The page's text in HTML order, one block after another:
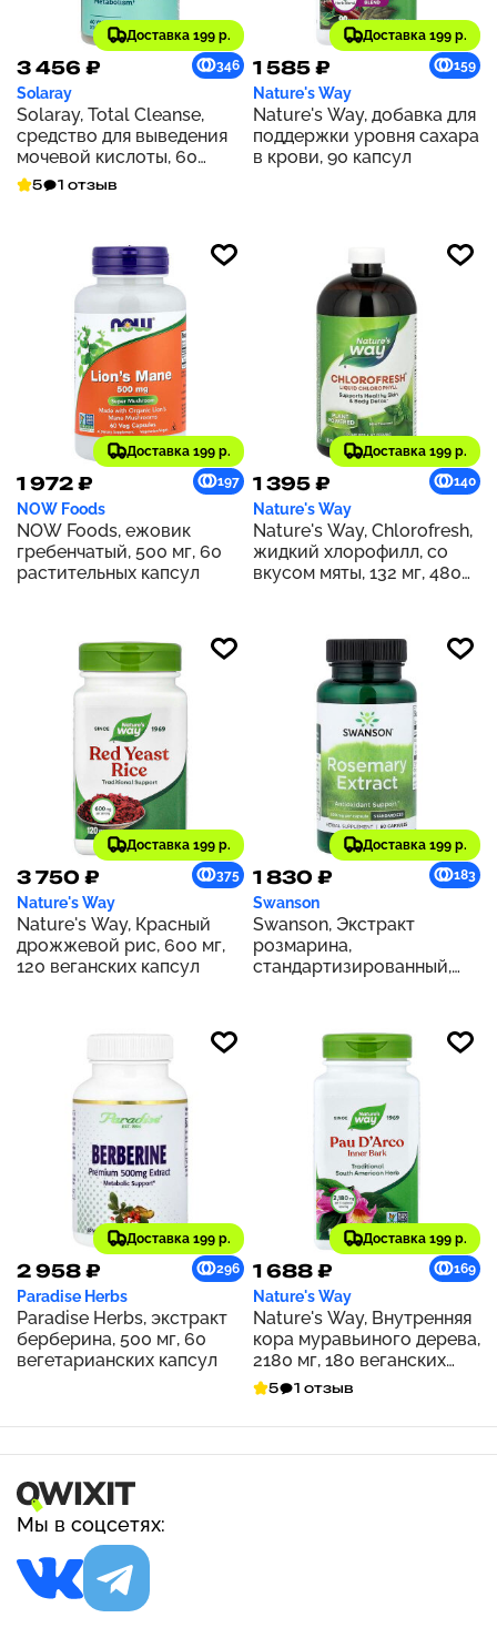
Доставка 199 р.
3 456 ₽ 346
Solaray
Solaray, Total Cleanse,
средство для выведения
мочевой кислоты, 60
растительных капсул
5 1 отзыв
Доставка 199 р.
1 585 ₽ 159
Nature's Way
Nature's Way, добавка для
поддержки уровня сахара
в крови, 90 капсул
Доставка 199 р.
1 972 ₽ 197
NOW Foods
NOW Foods, ежовик
гребенчатый, 500 мг, 60
растительных капсул
Доставка 199 р.
1 395 ₽ 140
Nature's Way
Nature's Way, Chlorofresh,
жидкий хлорофилл, со
вкусом мяты, 132 мг, 480
Доставка 199 р.
3 750 ₽ 375
Nature's Way
Nature's Way, Красный
дрожжевой рис, 600 мг,
120 веганских капсул
Доставка 199 р.
1 830 ₽ 183
Swanson
Swanson, Экстракт
розмарина,
стандартизированный,
Доставка 199 р.
2 958 ₽ 296
Paradise Herbs
Paradise Herbs, экстракт
берберина, 500 мг, 60
вегетарианских капсул
Доставка 199 р.
1 688 ₽ 169
Nature's Way
Nature's Way, Внутренняя
кора муравьиного дерева,
2180 мг, 180 веганских
капсул (545 мг на капсулу)
5 1 отзыв
Мы в соцсетях: